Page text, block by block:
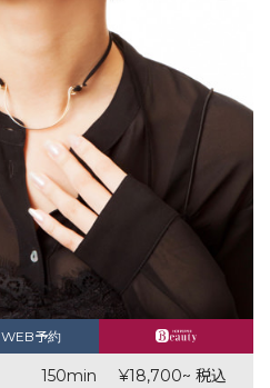
WEB予約
150min ¥18,700~ 税込